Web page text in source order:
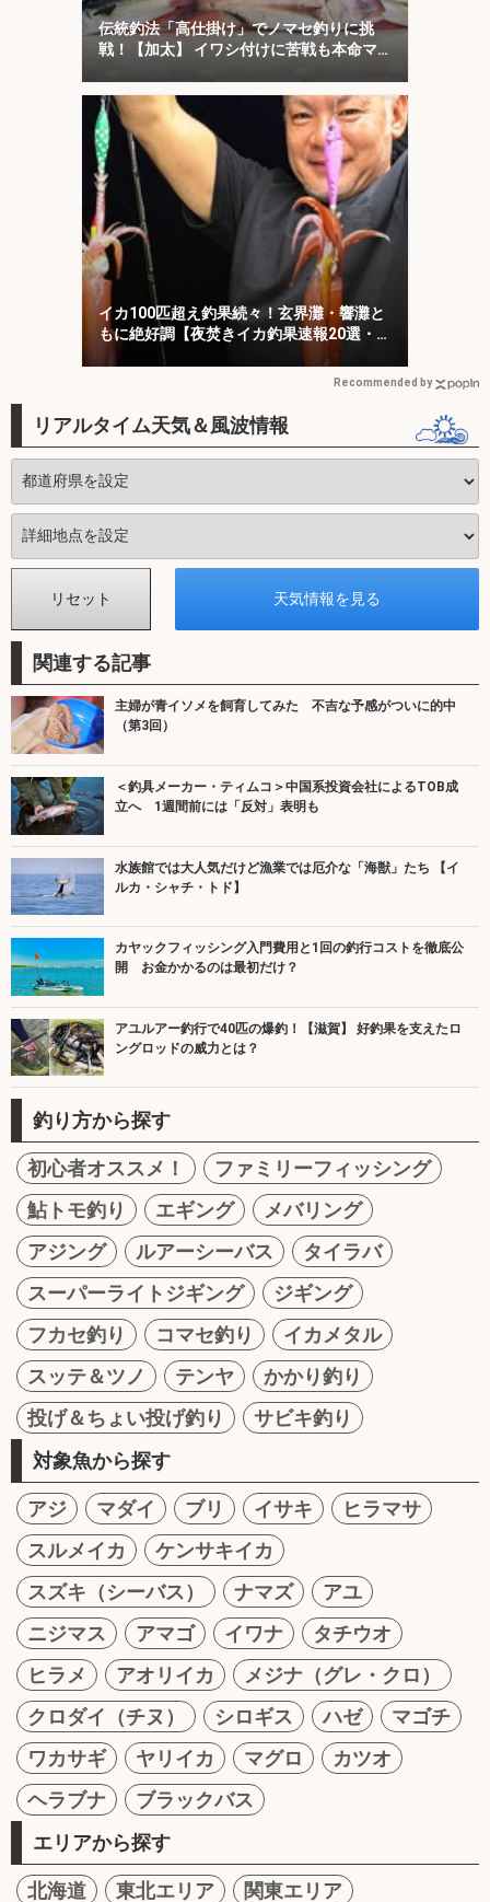
伝統釣法「高仕掛け」でノマセ釣りに挑
戦！【加太】 イワシ付けに苦戦も本命マ
イカ100匹超え釣果続々！玄界灘・響灘と
もに絶好調【夜焚きイカ釣果速報20選・福
Recommended by
リアルタイム天気＆風波情報
関連する記事
主婦が青イソメを飼育してみた 不吉な予感がついに的中
（第3回）
＜釣具メーカー・ティムコ＞中国系投資会社によるTOB成
立へ 1週間前には「反対」表明も
水族館では大人気だけど漁業では厄介な「海獣」たち 【イ
ルカ・シャチ・トド】
カヤックフィッシング入門費用と1回の釣行コストを徹底公
開 お金かかるのは最初だけ？
アユルアー釣行で40匹の爆釣！【滋賀】 好釣果を支えたロ
ングロッドの威力とは？
釣り方から探す
初心者オススメ！
ファミリーフィッシング
鮎トモ釣り
エギング
メバリング
アジング
ルアーシーバス
タイラバ
スーパーライトジギング
ジギング
フカセ釣り
コマセ釣り
イカメタル
スッテ＆ツノ
テンヤ
かかり釣り
投げ＆ちょい投げ釣り
サビキ釣り
対象魚から探す
アジ マダイ ブリ イサキ
ヒラマサ
スルメイカ
ケンサキイカ
スズキ（シーバス）
ナマズ
アユ
ニジマス
アマゴ イワナ
タチウオ
ヒラメ
アオリイカ
メジナ（グレ・クロ）
クロダイ（チヌ）
シロギス ハゼ
マゴチ
ワカサギ
ヤリイカ マグロ
カツオ
ヘラブナ
ブラックバス
エリアから探す
北海道 東北エリア
関東エリア